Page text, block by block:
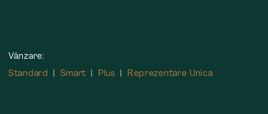
Vânzare:
Standard
Smart Plus Reprezentare Unica